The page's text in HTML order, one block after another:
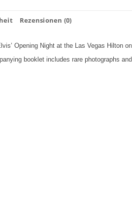
Rezensionen (0)
Opening Night at the Las Vegas Hilton
booklet includes rare photographs